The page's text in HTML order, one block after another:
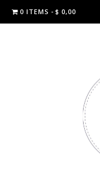
0 ITEMS $ 0,00